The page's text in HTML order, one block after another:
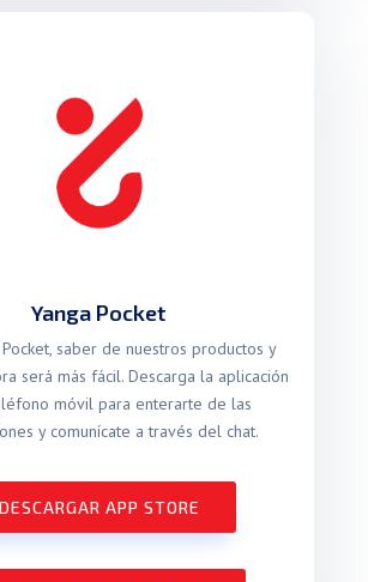
Yanga Pocket
Pocket, saber de nuestros productos y
será más fácil. Descarga la aplicación
móvil para enterarte de las
y comunícate a través del chat.
DESCARGAR APP STORE